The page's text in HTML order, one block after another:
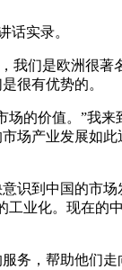
话实录。
我们是欧洲很
很有优势的。
的价值。”我
场产业发展如
识到中国的市
业化。现在的
务，帮助他们走